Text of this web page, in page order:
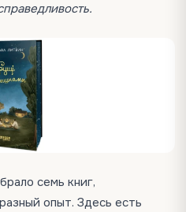
семь книг,
опыт. Здесь есть